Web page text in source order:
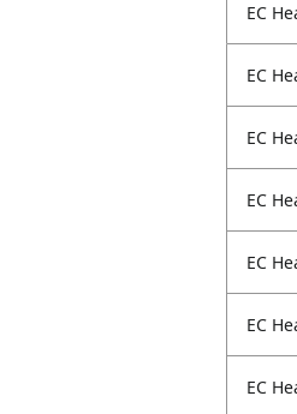
EC
EC
EC
EC
EC
EC
EC